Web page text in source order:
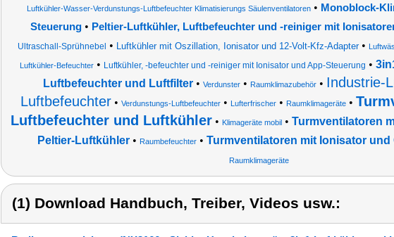
Luftkühler-Wasser-Verdunstungs-Luftbefeuchter Klimatisierungs Säulenventilatoren • Monoblock-
Steuerung • Peltier-Luftkühler, Luftbefeuchter und -reiniger mit
Ultraschall-Sprühnebel
• Luftkühler mit Oszillation, Ionisator und 12-Volt-Kfz-Adapter•
Luftkühler-Befeuchter• Luftkühler, -befeuchter und -reiniger mit Ionisator und App-Steuerung •
Luftbefeuchter und Luftfilter• Verdunster• Raumklimazubehör• Industrie-
Luftbefeuchter • Verdunstungs-Luftbefeuchter • Lufterfrischer • Raumklimageräte •
Luftbefeuchter und Luftkühler• Klimageräte mobil• Turmventilatoren
Peltier-Luftkühler• Raumbefeuchter• Turmventilatoren mit Ionisator und
Raumklimageräte
(1) Download Handbuch, Treiber, Videos usw.: